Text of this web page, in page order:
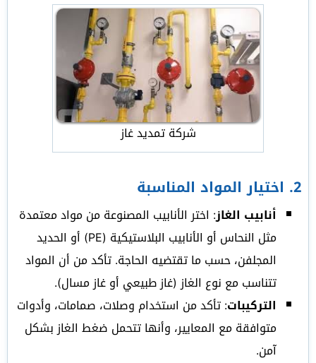
شركة تمديد غاز
2. اختيار المواد المناسبة
أنابيب الغاز: اختر الأنابيب المصنوعة من مواد معتمدة
مثل النحاس أو الأنابيب البلاستيكية (PE) أو الحديد
المجلفن، حسب ما تقتضيه الحاجة. تأكد من أن المواد
تتناسب مع نوع الغاز (غاز طبيعي أو غاز مسال).
التركيبات: تأكد من استخدام وصلات، صمامات، وأدوات
متوافقة مع المعايير، وأنها تتحمل ضغط الغاز بشكل
آمن.